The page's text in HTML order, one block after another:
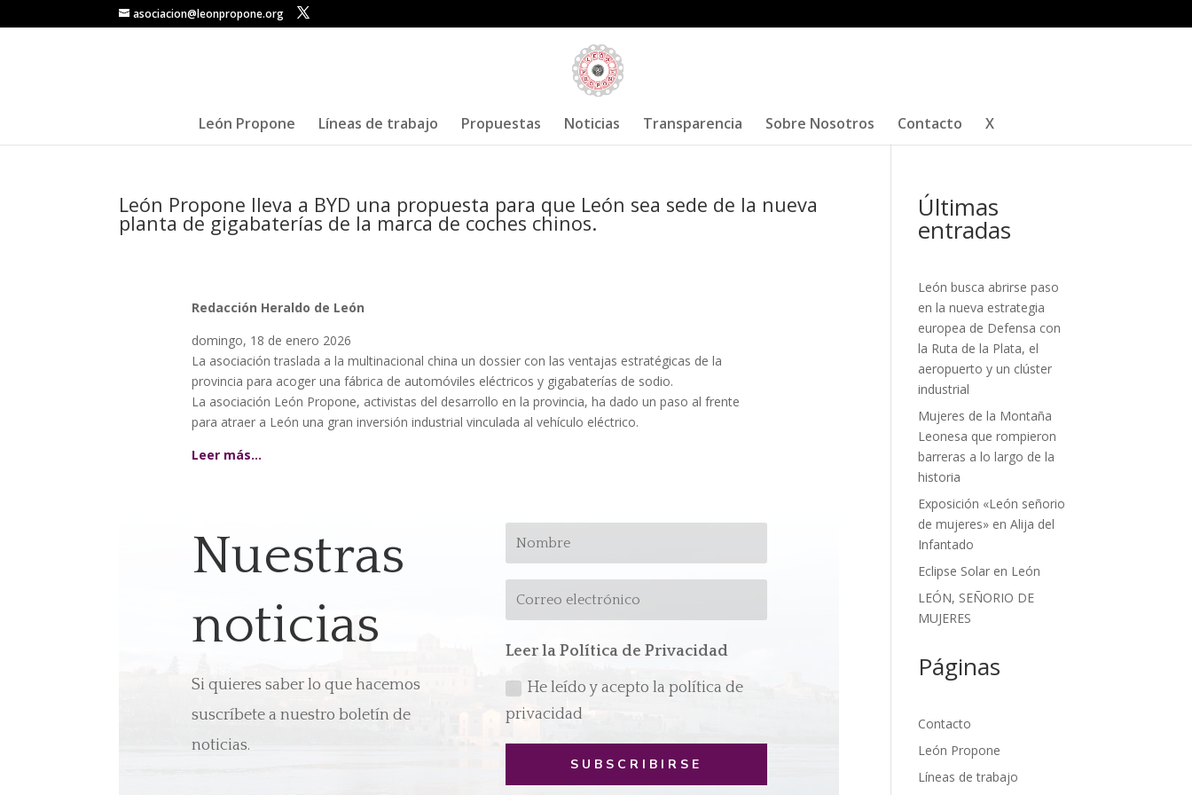
asociacion@leonpropone.org
León Propone Líneas de trabajo Propuestas Noticias Transparencia Sobre Nosotros Contacto X
León Propone lleva a BYD una propuesta para que León sea sede de la nueva
planta de gigabaterías de la marca de coches chinos.
Redacción Heraldo de León
domingo, 18 de enero 2026
La asociación traslada a la multinacional china un dossier con las ventajas estratégicas de la
provincia para acoger una fábrica de automóviles eléctricos y gigabaterías de sodio.
La asociación León Propone, activistas del desarrollo en la provincia, ha dado un paso al frente
para atraer a León una gran inversión industrial vinculada al vehículo eléctrico.
Leer más…
Nuestras
noticias
Si quieres saber lo que hacemos
suscríbete a nuestro boletín de
noticias.
Leer la Política de Privacidad
He leído y acepto la política de
privacidad
SUBSCRIBIRSE
Últimas
entradas
León busca abrirse paso
en la nueva estrategia
europea de Defensa con
la Ruta de la Plata, el
aeropuerto y un clúster
industrial
Mujeres de la Montaña
Leonesa que rompieron
barreras a lo largo de la
historia
Exposición «León señorio
de mujeres» en Alija del
Infantado
Eclipse Solar en León
LEÓN, SEÑORIO DE
MUJERES
Páginas
Contacto
León Propone
Líneas de trabajo